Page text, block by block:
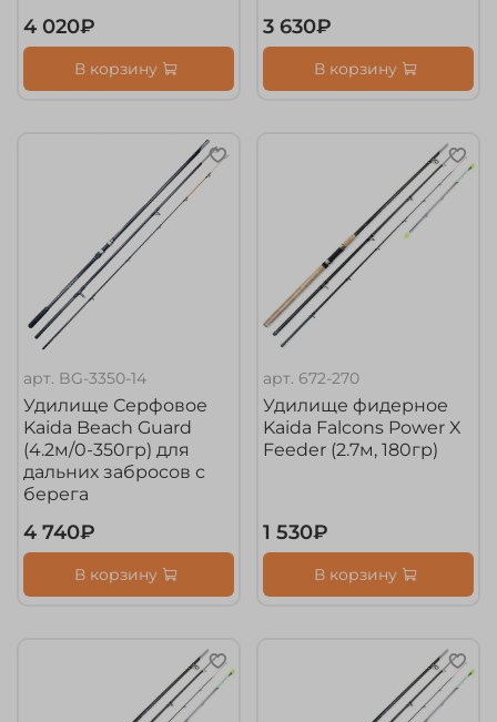
4 020₽
В корзину
3 630₽
В корзину
арт. BG-3350-14
Удилище Серфовое
Kaida Beach Guard
(4.2м/0-350гр) для
дальних забросов с
берега
4 740₽
В корзину
арт. 672-270
Удилище фидерное
Kaida Falcons Power X
Feeder (2.7м, 180гр)
1 530₽
В корзину